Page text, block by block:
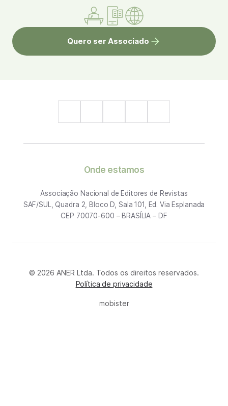
Quero ser Associado
Onde estamos
Associação Nacional de Editores de Revistas
SAF/SUL, Quadra 2, Bloco D, Sala 101, Ed. Via Esplanada
CEP 70070-600 – BRASÍLIA – DF
© 2026 ANER Ltda. Todos os direitos reservados.
Política de privacidade
mobister